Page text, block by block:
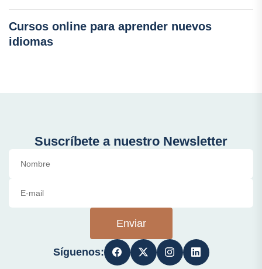
Cursos online para aprender nuevos
idiomas
Suscríbete a nuestro Newsletter
Enviar
Síguenos: